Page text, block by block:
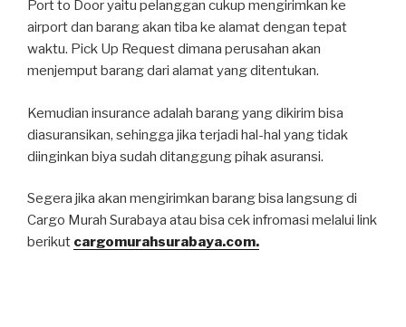
Port to Door yaitu pelanggan cukup mengirimkan ke
airport dan barang akan tiba ke alamat dengan tepat
waktu. Pick Up Request dimana perusahan akan
menjemput barang dari alamat yang ditentukan.
Kemudian insurance adalah barang yang dikirim bisa
diasuransikan, sehingga jika terjadi hal-hal yang tidak
diinginkan biya sudah ditanggung pihak asuransi.
Segera jika akan mengirimkan barang bisa langsung di
Cargo Murah Surabaya atau bisa cek infromasi melalui link
berikut cargomurahsurabaya.com.